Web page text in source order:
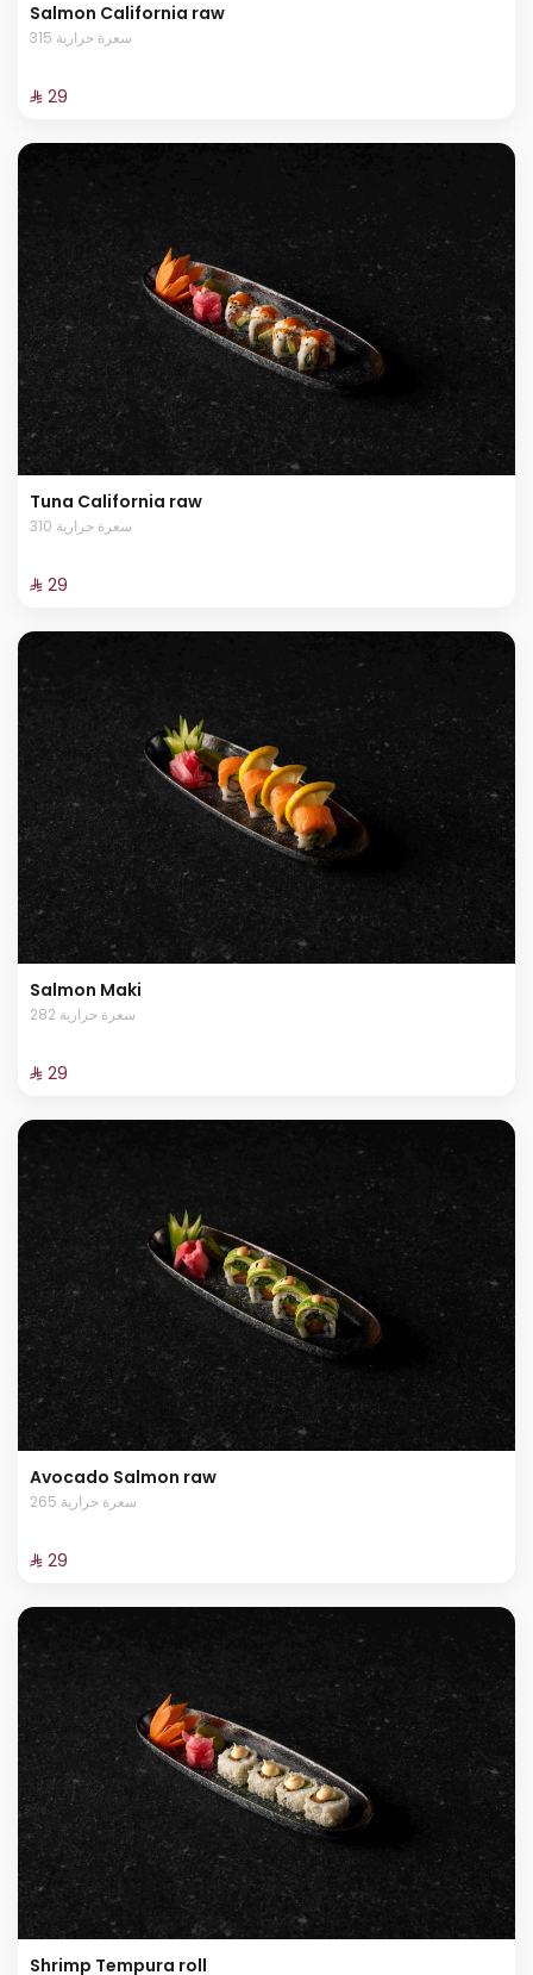
Salmon California raw
315 سعرة حرارية
⁨⁦‪‬ 29⁩
Tuna California raw
310 سعرة حرارية
⁨⁦‪‬ 29⁩
Salmon Maki
282 سعرة حرارية
⁨⁦‪‬ 29⁩
Avocado Salmon raw
265 سعرة حرارية
⁨⁦‪‬ 29⁩
Shrimp Tempura roll